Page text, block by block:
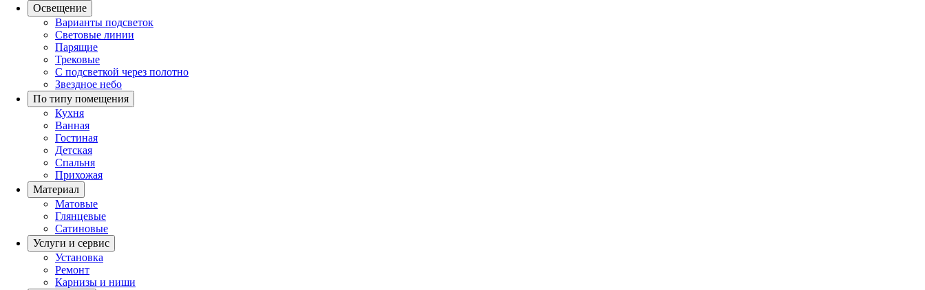
Освещение
Варианты подсветок
Световые линии
Парящие
Трековые
С подсветкой через полотно
Звездное небо
По типу помещения
Кухня
Ванная
Гостиная
Детская
Спальня
Прихожая
Материал
Матовые
Глянцевые
Сатиновые
Услуги и сервис
Установка
Ремонт
Карнизы и ниши